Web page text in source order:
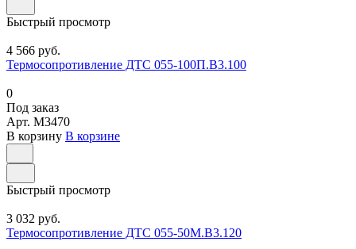
Быстрый просмотр
4 566 руб.
Термосопротивление ДТС 055-100П.В3.100
0
Под заказ
Арт. M3470
В корзину В корзине
Быстрый просмотр
3 032 руб.
Термосопротивление ДТС 055-50М.В3.120